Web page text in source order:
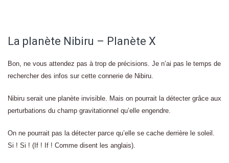
La planète Nibiru – Planète X
Bon, ne vous attendez pas à trop de précisions. Je n’ai pas le temps de
rechercher des infos sur cette connerie de Nibiru.
Nibiru serait une planète invisible. Mais on pourrait la détecter grâce aux
perturbations du champ gravitationnel qu’elle engendre.
On ne pourrait pas la détecter parce qu’elle se cache derrière le soleil.
Si ! Si ! (If ! If ! Comme disent les anglais).